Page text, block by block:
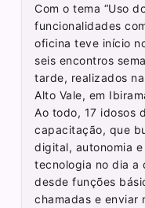
Com o tema “Uso
funcionalidades
oficina teve início
seis encontros
tarde, realizados
Alto Vale, em
Ao todo, 17 idosos
capacitação, que
digital, autonomia
tecnologia no dia a
desde funções
chamadas e enviar